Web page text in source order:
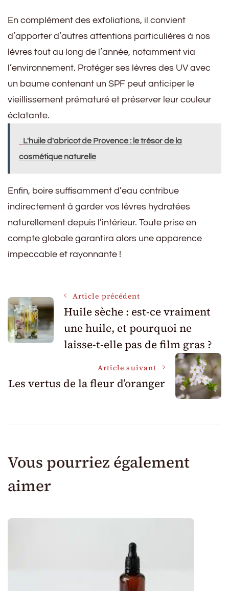
En complément des exfoliations, il convient
d’apporter d’autres attentions particulières à nos
lèvres tout au long de l’année, notamment via
l’environnement. Protéger ses lèvres des UV avec
un baume contenant un SPF peut anticiper le
vieillissement prématuré et préserver leur couleur
éclatante.
L'huile d'abricot de Provence : le trésor de la
cosmétique naturelle
Enfin, boire suffisamment d’eau contribue
indirectement à garder vos lèvres hydratées
naturellement depuis l’intérieur. Toute prise en
compte globale garantira alors une apparence
impeccable et rayonnante !
Navigation
des
Article précédent
Huile sèche : est-ce vraiment
une huile, et pourquoi ne
laisse-t-elle pas de film gras ?
Article suivant
Les vertus de la fleur d’oranger
Vous pourriez également
aimer